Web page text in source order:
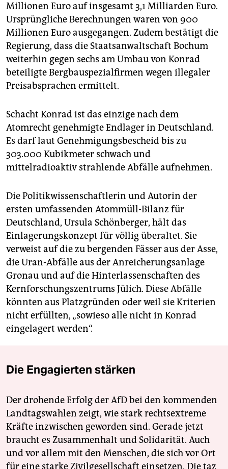
Millionen Euro auf insgesamt 3,1 Milliarden Euro.
Ursprüngliche Berechnungen waren von 900
Millionen Euro ausgegangen. Zudem bestätigt die
Regierung, dass die Staatsanwaltschaft Bochum
weiterhin gegen sechs am Umbau von Konrad
beteiligte Bergbauspezialfirmen wegen illegaler
Preisabsprachen ermittelt.
Schacht Konrad ist das einzige nach dem
Atomrecht genehmigte Endlager in Deutschland.
Es darf laut Genehmigungsbescheid bis zu
303.000 Kubikmeter schwach und
mittelradioaktiv strahlende Abfälle aufnehmen.
Die Politikwissenschaftlerin und Autorin der
ersten umfassenden Atommüll-Bilanz für
Deutschland, Ursula Schönberger, hält das
Einlagerungskonzept für völlig überaltet. Sie
verweist auf die zu bergenden Fässer aus der Asse,
die Uran-Abfälle aus der Anreicherungsanlage
Gronau und auf die Hinterlassen­schaften des
Kernforschungs­zen­trums Jülich. Diese Abfälle
könnten aus Platzgründen oder weil sie Kriterien
nicht erfüllten, „sowieso alle nicht in Konrad
eingelagert werden“.
Die Engagierten stärken
Der drohende Erfolg der AfD bei den kommenden
Landtagswahlen zeigt, wie stark rechtsextreme
Kräfte inzwischen geworden sind. Gerade jetzt
braucht es Zusammenhalt und Solidarität. Auch
und vor allem mit den Menschen, die sich vor Ort
für eine starke Zivilgesellschaft einsetzen. Die taz